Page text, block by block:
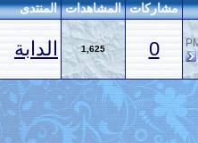
مشاركات المشاهدات المنتدى
0
1,625 الدابة